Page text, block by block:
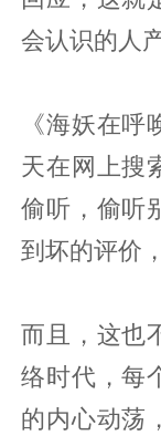
会认识的人
《海妖在
天在网上搜
偷听，偷听
到坏的评价
而且，这也
络时代，每
的内心动荡